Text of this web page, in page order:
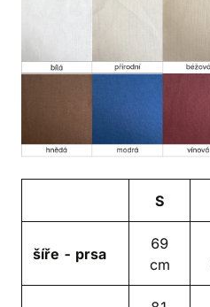
S
šíře - prsa
69
cm